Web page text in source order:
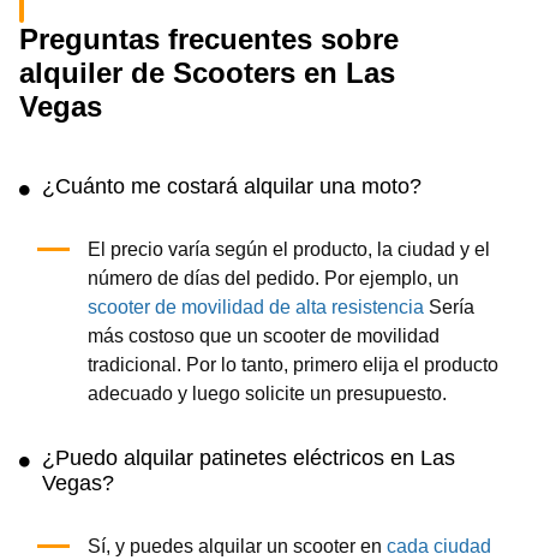
Preguntas frecuentes sobre
alquiler de Scooters en Las
Vegas
¿Cuánto me costará alquilar una moto?
El precio varía según el producto, la ciudad y el
número de días del pedido. Por ejemplo, un
scooter de movilidad de alta resistencia Sería
más costoso que un scooter de movilidad
tradicional. Por lo tanto, primero elija el producto
adecuado y luego solicite un presupuesto.
¿Puedo alquilar patinetes eléctricos en Las
Vegas?
Sí, y puedes alquilar un scooter en cada ciudad